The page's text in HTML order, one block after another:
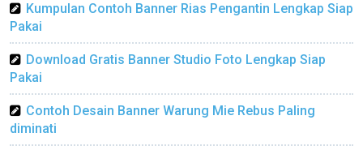
Kumpulan Contoh Banner Rias Pengantin Lengkap Siap
Pakai
Download Gratis Banner Studio Foto Lengkap Siap
Pakai
Contoh Desain Banner Warung Mie Rebus Paling
diminati